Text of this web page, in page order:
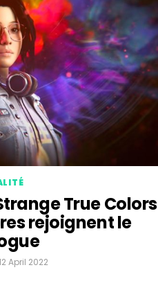
True Colors
rejoignent le
April 2022